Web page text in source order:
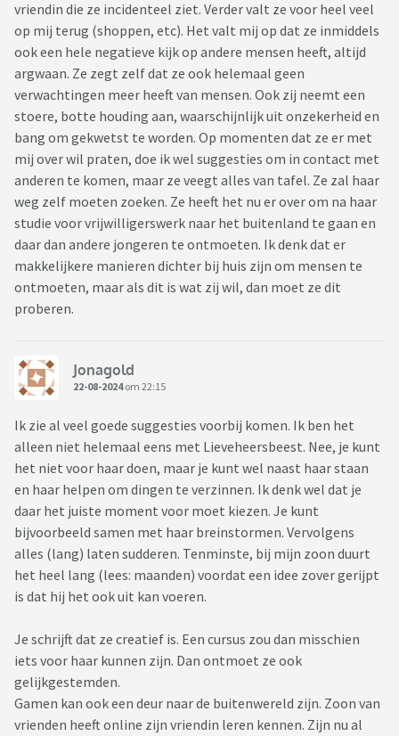
vriendin die ze incidenteel ziet. Verder valt ze voor heel veel
op mij terug (shoppen, etc). Het valt mij op dat ze inmiddels
ook een hele negatieve kijk op andere mensen heeft, altijd
argwaan. Ze zegt zelf dat ze ook helemaal geen
verwachtingen meer heeft van mensen. Ook zij neemt een
stoere, botte houding aan, waarschijnlijk uit onzekerheid en
bang om gekwetst te worden. Op momenten dat ze er met
mij over wil praten, doe ik wel suggesties om in contact met
anderen te komen, maar ze veegt alles van tafel. Ze zal haar
weg zelf moeten zoeken. Ze heeft het nu er over om na haar
studie voor vrijwilligerswerk naar het buitenland te gaan en
daar dan andere jongeren te ontmoeten. Ik denk dat er
makkelijkere manieren dichter bij huis zijn om mensen te
ontmoeten, maar als dit is wat zij wil, dan moet ze dit
proberen.
Jonagold
22-08-2024om 22:15
Ik zie al veel goede suggesties voorbij komen. Ik ben het
alleen niet helemaal eens met Lieveheersbeest. Nee, je kunt
het niet voor haar doen, maar je kunt wel naast haar staan
en haar helpen om dingen te verzinnen. Ik denk wel dat je
daar het juiste moment voor moet kiezen. Je kunt
bijvoorbeeld samen met haar breinstormen. Vervolgens
alles (lang) laten sudderen. Tenminste, bij mijn zoon duurt
het heel lang (lees: maanden) voordat een idee zover gerijpt
is dat hij het ook uit kan voeren.
Je schrijft dat ze creatief is. Een cursus zou dan misschien
iets voor haar kunnen zijn. Dan ontmoet ze ook
gelijkgestemden.
Gamen kan ook een deur naar de buitenwereld zijn. Zoon van
vrienden heeft online zijn vriendin leren kennen. Zijn nu al